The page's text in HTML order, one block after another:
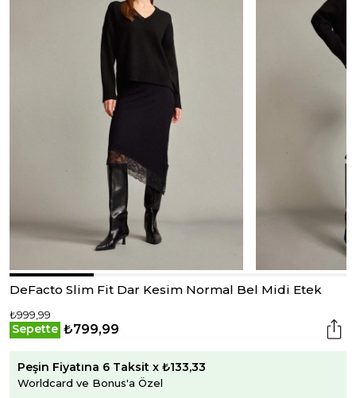
DeFacto Slim Fit Dar Kesim Normal Bel Midi Etek
₺999,99
Sepette ₺799,99
Peşin Fiyatına 6 Taksit x ₺133,33
Worldcard ve Bonus'a Özel